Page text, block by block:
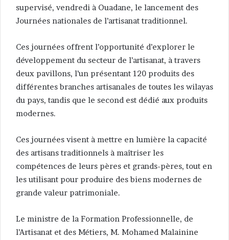
supervisé, vendredi à Ouadane, le lancement des
Journées nationales de l’artisanat traditionnel.
Ces journées offrent l’opportunité d’explorer le
développement du secteur de l’artisanat, à travers
deux pavillons, l’un présentant 120 produits des
différentes branches artisanales de toutes les wilayas
du pays, tandis que le second est dédié aux produits
modernes.
Ces journées visent à mettre en lumière la capacité
des artisans traditionnels à maîtriser les
compétences de leurs pères et grands-pères, tout en
les utilisant pour produire des biens modernes de
grande valeur patrimoniale.
Le ministre de la Formation Professionnelle, de
l’Artisanat et des Métiers, M. Mohamed Malainine